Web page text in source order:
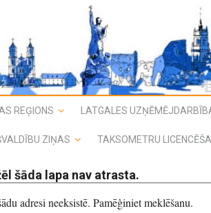
REĢIONS LATGALES
ZIŅAS TAKSOMETRU
šāda lapa nav atrasta.
adresi neeksistē. Pamēģiniet meklēšanu.